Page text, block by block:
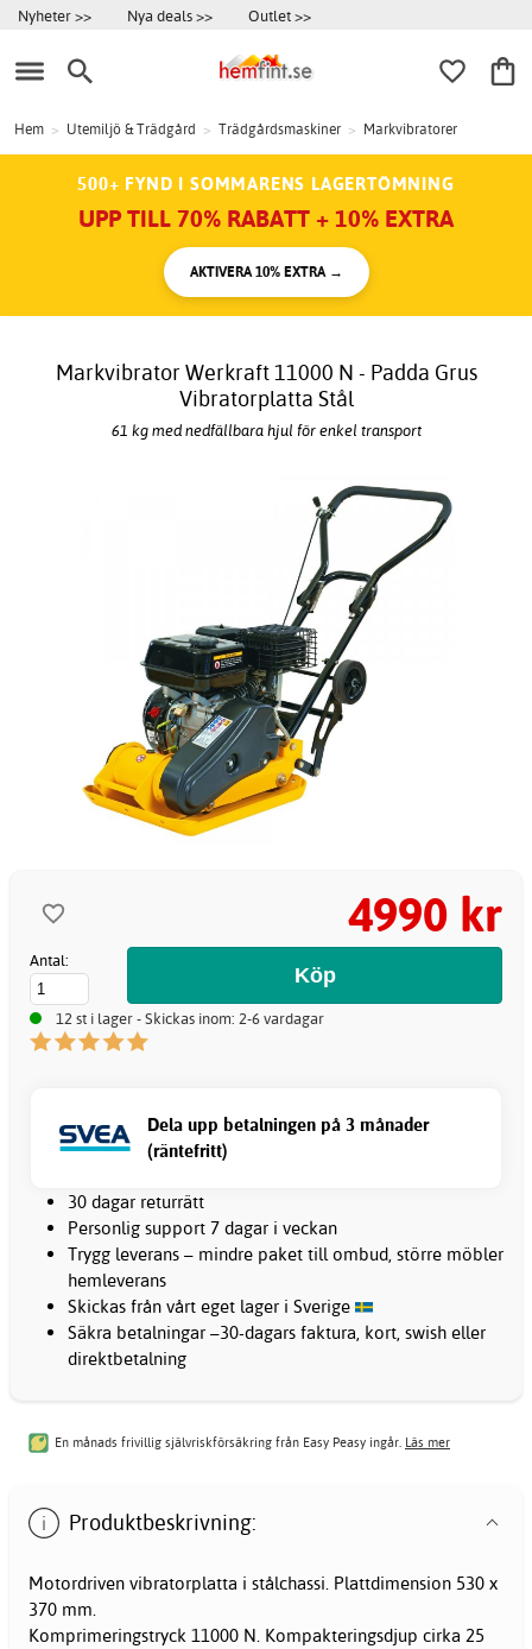
Nyheter >> Nya deals >> Outlet >>
Hem > Utemiljö & Trädgård > Trädgårdsmaskiner > Markvibratorer
500+ FYND I SOMMARENS LAGERTÖMNING
UPP TILL 70% RABATT + 10% EXTRA
AKTIVERA 10% EXTRA →
Markvibrator Werkraft 11000 N - Padda Grus
Vibratorplatta Stål
61 kg med nedfällbara hjul för enkel transport
4990 kr
Antal:
12 st i lager - Skickas inom: 2-6 vardagar
Dela upp betalningen på 3 månader
(räntefritt)
30 dagar returrätt
Personlig support 7 dagar i veckan
Trygg leverans – mindre paket till ombud, större möbler
hemleverans
Skickas från vårt eget lager i Sverige
Säkra betalningar –30-dagars faktura, kort, swish eller
direktbetalning
En månads frivillig självriskförsäkring från Easy Peasy ingår. Läs mer
Produktbeskrivning:
Motordriven vibratorplatta i stålchassi. Plattdimension 530 x
370 mm.
Komprimeringstryck 11000 N. Kompakteringsdjup cirka 25